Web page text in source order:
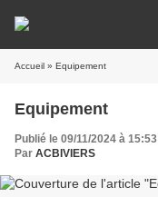
Accueil » Equipement
Equipement
Publié le 09/11/2024 à 15:53
Par ACBIVIERS